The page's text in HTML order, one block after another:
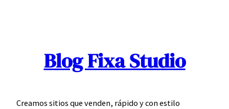
Blog Fixa Studio
Creamos sitios que venden, rápido y con estilo